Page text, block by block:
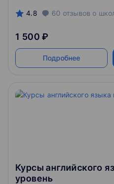
4.8 60 отзывов о
1 500 ₽
Подробнее
Курсы английского
уровень